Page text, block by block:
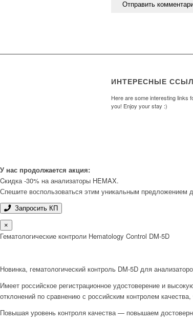
ИНТЕРЕСНЫЕ
Here are some interesting links
you! Enjoy your stay :)
У нас продолжается акция:
Cкидка -30% на анализаторы HEMAX.
Спешите воспользоваться этим уникальным предложением
Запросить КП
×
Гематологические контроли Hematology Control DM-5D
Новинка, гематологический контроль DM-5D для
Имеет российское регистрационное удостоверение и
отклонений по сравнению с российским контролем
Повышая уровень контроля качества — повышаем